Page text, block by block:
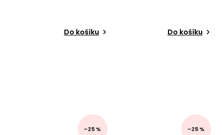
Do košíku Do košíku
–25 % –25 %